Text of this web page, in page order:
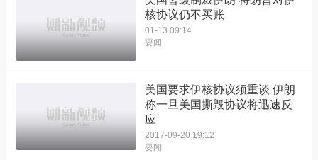
核协议仍不买账
01-13 09:14
要闻
​美国要求伊核协议须重谈 伊朗
称一旦美国撕毁协议将迅速反
应
2017-09-20 19:12
要闻